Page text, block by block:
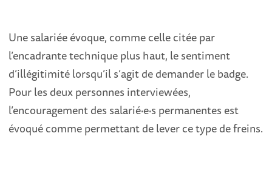
Une salariée évoque, comme celle citée par
l’encadrante technique plus haut, le sentiment
d’illégitimité lorsqu’il s’agit de demander le badge.
Pour les deux personnes interviewées,
l’encouragement des salarié·e·s permanentes est
évoqué comme permettant de lever ce type de freins.